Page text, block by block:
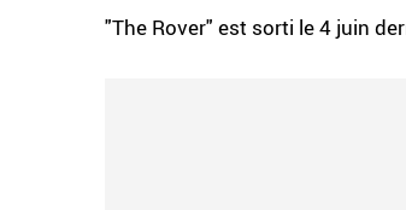
"The Rover" est sorti le 4 juin